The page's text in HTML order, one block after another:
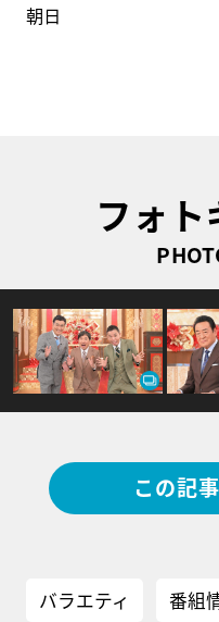
朝日
フォ
この記
バラエティ 番組